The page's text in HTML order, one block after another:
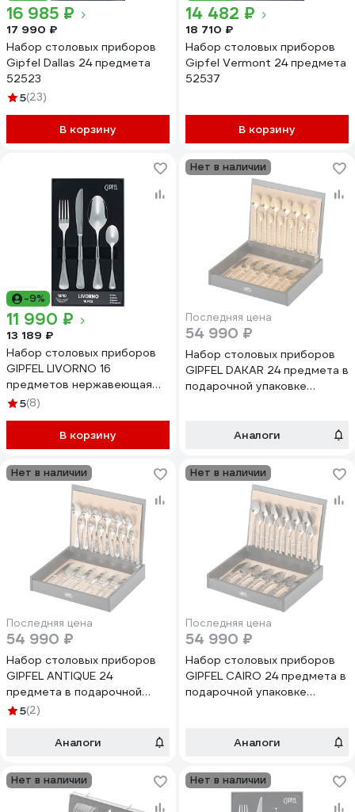
16 985 ₽
17 990 ₽
Набор столовых приборов
Gipfel Dallas 24 предмета
52523
5(23)
В корзину
14 482 ₽
18 710 ₽
Набор столовых приборов
Gipfel Vermont 24 предмета
52537
В корзину
-9%
11 990 ₽
13 189 ₽
Набор столовых приборов
GIPFEL LIVORNO 16
предметов нержавеющая
сталь 18/10 50690
5(8)
В корзину
Нет в наличии
Последняя цена
54 990 ₽
Набор столовых приборов
GIPFEL DAKAR 24 предмета в
подарочной упаковке
Аналоги
Нет в наличии
Последняя цена
54 990 ₽
Набор столовых приборов
GIPFEL ANTIQUE 24
предмета в подарочной
упаковке нержавеющая
5(2)
Аналоги
Нет в наличии
Последняя цена
54 990 ₽
Набор столовых приборов
GIPFEL CAIRO 24 предмета в
подарочной упаковке
Аналоги
Нет в наличии Нет в наличии